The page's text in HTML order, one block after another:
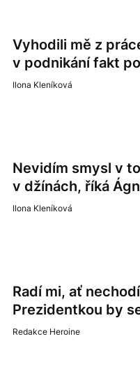
Vyhodili mě z
v podnikání fakt
Ilona Kleníková
Nevidím smysl v
v džínách, říká
Ilona Kleníková
Radí mi, ať
Prezidentkou by
Redakce Heroine